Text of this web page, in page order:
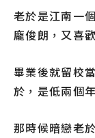
老於是江南一
龐俊朗，又喜
畢業後就留校
於，是低兩個
那時候暗戀老